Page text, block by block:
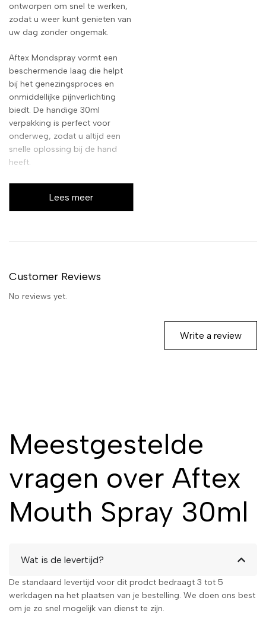
ontworpen om snel te werken,
zodat u weer kunt genieten van
uw dag zonder ongemak.
Aftex Mondspray vormt een
beschermende laag die helpt
bij het genezingsproces en
onmiddellijke pijnverlichting
biedt. De handige 30ml
verpakking is perfect voor
onderweg, zodat u altijd een
snelle oplossing bij de hand
heeft.
Lees meer
Customer Reviews
No reviews yet.
Write a review
Meestgestelde
vragen over Aftex
Mouth Spray 30ml
Wat is de levertijd?
De standaard levertijd voor dit prodct bedraagt 3 tot 5
werkdagen na het plaatsen van je bestelling. We doen ons best
om je zo snel mogelijk van dienst te zijn.